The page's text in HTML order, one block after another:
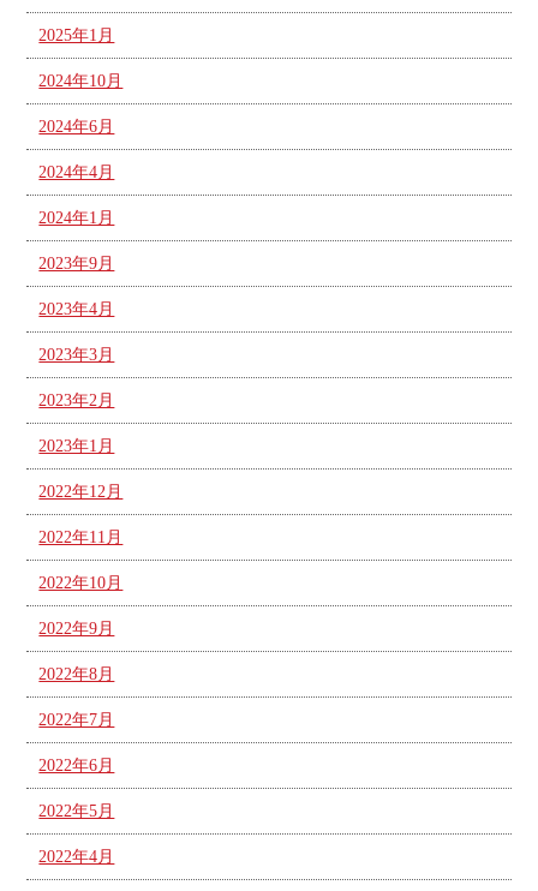
2025年1月
2024年10月
2024年6月
2024年4月
2024年1月
2023年9月
2023年4月
2023年3月
2023年2月
2023年1月
2022年12月
2022年11月
2022年10月
2022年9月
2022年8月
2022年7月
2022年6月
2022年5月
2022年4月